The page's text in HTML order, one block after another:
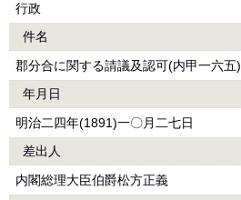
行政
件名
郡分合に関する請議及認可(内甲一六五)
年月日
明治二四年(1891)一〇月二七日
差出人
内閣総理大臣伯爵松方正義